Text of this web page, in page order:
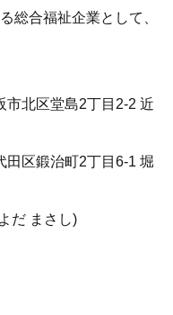
総合福祉企業として、
市北区堂島2丁目2-2 近
田区鍛治町2丁目6-1 堀
だ まさし)